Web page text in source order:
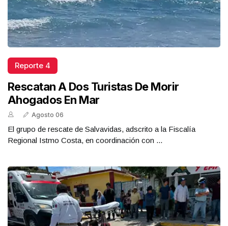
Reporte 4
Rescatan A Dos Turistas De Morir
Ahogados En Mar
Agosto 06
El grupo de rescate de Salvavidas, adscrito a la Fiscalía
Regional Istmo Costa, en coordinación con ...